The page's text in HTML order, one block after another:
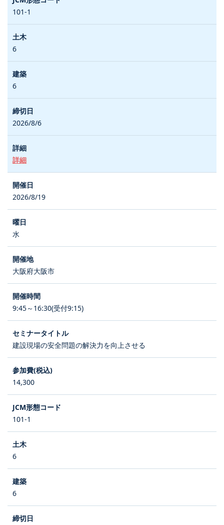
101-1
6
6
2026/8/6
詳細
2026/8/19
水
大阪府大阪市
9:45～16:30(受付9:15)
建設現場の安全問題の解決力を向上させる
14,300
101-1
6
6